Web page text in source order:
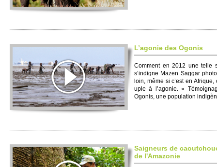
L’agonie des Ogonis
Co­m­ment en 2012 une telle
s’indigne Mazen Saggar
loin, même si c’est en
uple à l’agonie. »
Ogonis, une po­pulation
Saigneurs de
de l'Amazonie